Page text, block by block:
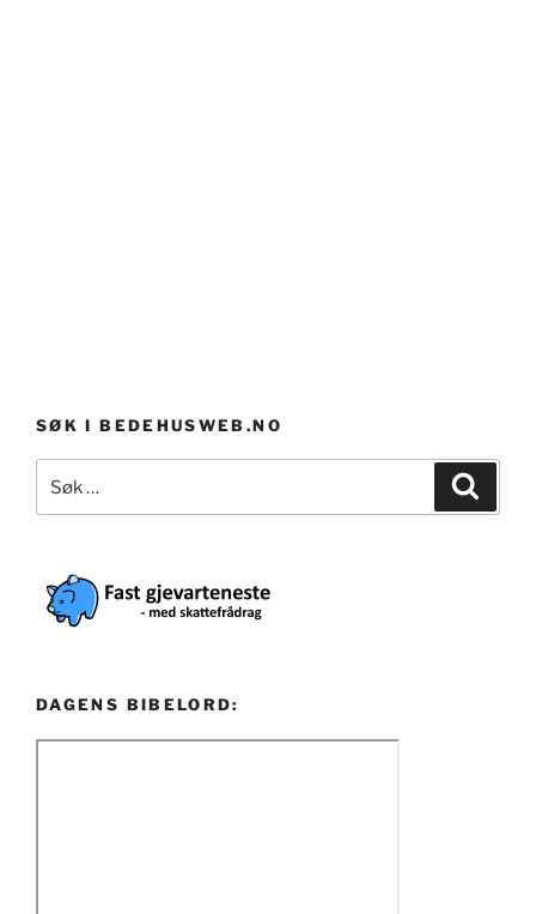
SØK I BEDEHUSWEB.NO
etter:
DAGENS BIBELORD: